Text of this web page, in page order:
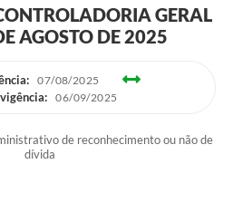
de Fazenda
GERAL
AGOSTO DE 2025
07/08/2025
06/09/2025
de reconhecimento ou não de
dívida